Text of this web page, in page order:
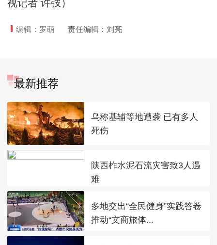
视记者 许弢）
编辑：罗萌 责任编辑：刘亮
最新推荐
乌称基辅等地遭袭 已有多人
死伤
陕西柞水泥石流灾害致3人遇
难
多地交出“全民健身”实践答卷
推动“文商旅体...